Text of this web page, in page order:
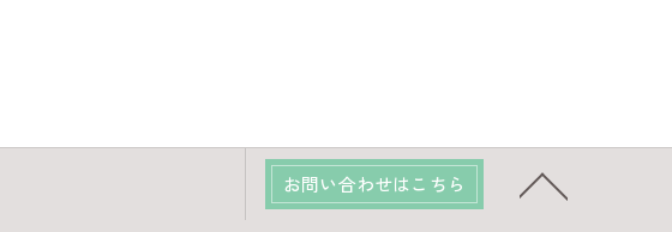
お問い合わせはこちら